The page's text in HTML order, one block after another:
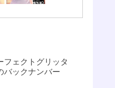
フェクトグリッタ
バックナンバー